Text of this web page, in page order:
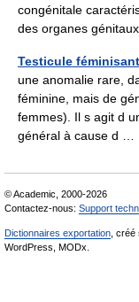
congénitale
des organes
Testicule féminisant
une anomalie rare,
féminine, mais de
femmes). Il s agit d
général à cause d …
© Academic, 2000-2026
Contactez-nous: Support
Dictionnaires exportation ,
WordPress, MODx.